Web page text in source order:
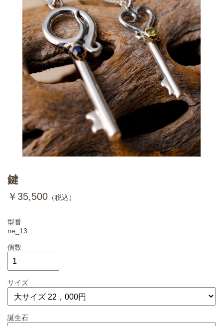
鍵
￥35,500 （税込）
型番
ne_13
個数
サイズ
誕生石